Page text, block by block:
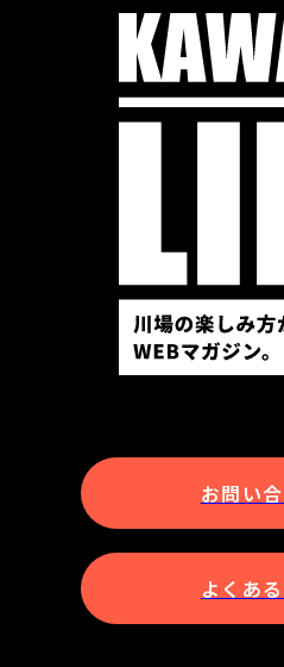
お問い
よくあ